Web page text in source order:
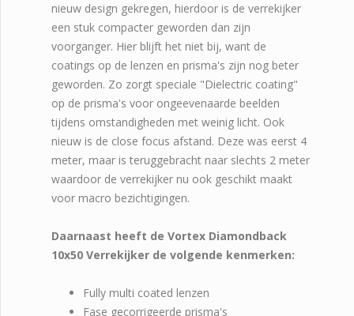
nieuw design gekregen, hierdoor is de verrekijker
een stuk compacter geworden dan zijn
voorganger. Hier blijft het niet bij, want de
coatings op de lenzen en prisma's zijn nog beter
geworden. Zo zorgt speciale "Dielectric coating"
op de prisma's voor ongeevenaarde beelden
tijdens omstandigheden met weinig licht. Ook
nieuw is de close focus afstand. Deze was eerst 4
meter, maar is teruggebracht naar slechts 2 meter
waardoor de verrekijker nu ook geschikt maakt
voor macro bezichtigingen.
Daarnaast heeft de Vortex Diamondback
10x50 Verrekijker de volgende kenmerken:
Fully multi coated lenzen
Fase gecorrigeerde prisma's